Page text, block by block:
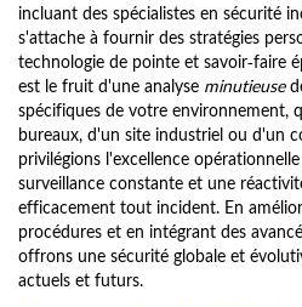
incluant des spécialistes en sécurité
s'attache à fournir des stratégies
technologie de pointe et savoir-faire
est le fruit d'une analyse minutieuse
spécifiques de votre environnement,
bureaux, d'un site industriel ou d'un
privilégions l'excellence
surveillance constante et une
efficacement tout incident. En
procédures et en intégrant des
offrons une sécurité globale et
actuels et futurs.